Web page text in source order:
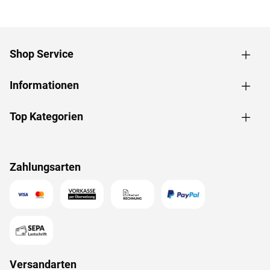
Shop Service
Informationen
Top Kategorien
Zahlungsarten
Versandarten